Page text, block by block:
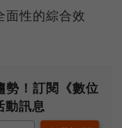
面性的綜合效
勢！訂閱《數位
動訊息